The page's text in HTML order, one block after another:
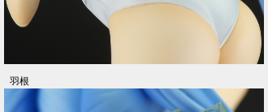
羽根